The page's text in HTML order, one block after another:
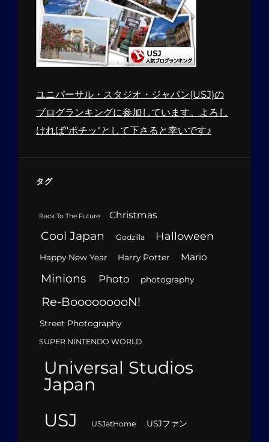
ユニバーサル・スタジオ・ジャパン(USJ)の
ブログランキングに参加しています。よろし
ければ"ポチッ"として下さると幸いです♪
タグ
Back To The Future Christmas
Cool Japan Godzilla Halloween
Happy New Year Harry Potter Mario
Minions Photo photography
Re-BooooooooN!
Street Photography
SUPER NINTENDO WORLD
Universal Studios
Japan
USJ
USJatHome USJファン